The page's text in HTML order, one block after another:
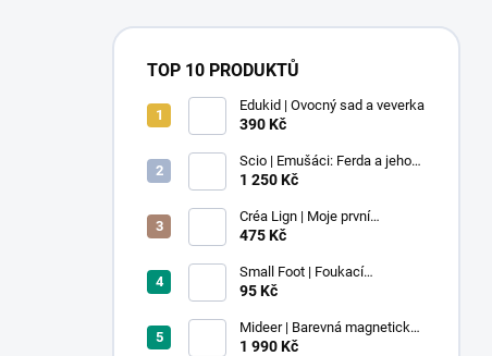
TOP 10 PRODUKTŮ
Edukid | Ovocný sad a veverka
390 Kč
Scio | Emušáci: Ferda a jeho
mouchy (1. díl)
1 250 Kč
Créa Lign | Moje první
voskovky - 9 ks
475 Kč
Small Foot | Foukací
lokomotiva s balonkem 1 ks
95 Kč
Mideer | Barevná magnetická
stavebnice - 100 ks
1 990 Kč